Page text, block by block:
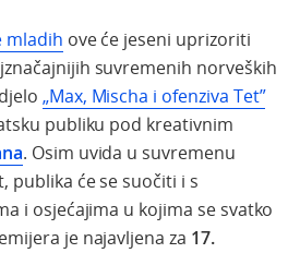
mladih ove će jeseni uprizoriti
suvremenih norveških
„Max, Mischa i ofenziva Tet”
publiku pod kreativnim
. Osim uvida u suvremenu
publika će se suočiti i s
i osjećajima u kojima se svatko
je najavljena za 17.